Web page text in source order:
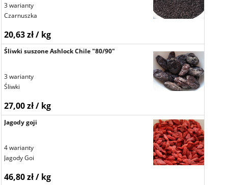
3 warianty
Czarnuszka
20,63 zł / kg
Śliwki suszone Ashlock Chile "80/90"
3 warianty
Śliwki
27,00 zł / kg
Jagody goji
4 warianty
Jagody Goi
46,80 zł / kg